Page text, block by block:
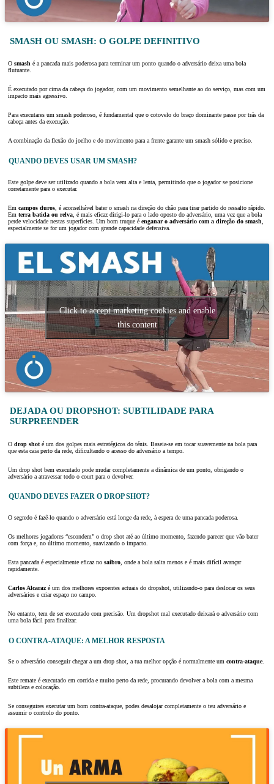
SMASH OU SMASH: O GOLPE DEFINITIVO
O smash é a pancada mais poderosa para terminar um ponto quando o adversário deixa uma bola
flutuante.
É executado por cima da cabeça do jogador, com um movimento semelhante ao do serviço, mas com um
impacto mais agressivo.
Para executares um smash poderoso, é fundamental que o cotovelo do braço dominante passe por trás da
cabeça antes da execução.
A combinação da flexão do joelho e do movimento para a frente garante um smash sólido e preciso.
QUANDO DEVES USAR UM SMASH?
Este golpe deve ser utilizado quando a bola vem alta e lenta, permitindo que o jogador se posicione
corretamente para o executar.
Em campos duros , é aconselhável bater o smash na direção do chão para tirar partido do ressalto rápido.
Em terra batida ou relva , é mais eficaz dirigi-lo para o lado oposto do adversário, uma vez que a bola
perde velocidade nestas superfícies. Um bom truque é enganar o adversário com a direção do smash
especialmente se for um jogador com grande capacidade defensiva.
Click to accept marketing cookies and enable
this content
DEJADA OU DROPSHOT: SUBTILIDADE PARA
SURPREENDER
O drop shot é um dos golpes mais estratégicos do ténis. Baseia-se em tocar suavemente na bola para
que esta caia perto da rede, dificultando o acesso do adversário a tempo.
Um drop shot bem executado pode mudar completamente a dinâmica de um ponto, obrigando o
adversário a atravessar todo o court para o devolver.
QUANDO DEVES FAZER O DROP SHOT?
O segredo é fazê-lo quando o adversário está longe da rede, à espera de uma pancada poderosa.
Os melhores jogadores “escondem” o drop shot até ao último momento, fazendo parecer que vão bater
com força e, no último momento, suavizando o impacto.
Esta pancada é especialmente eficaz no saibro , onde a bola salta menos e é mais difícil avançar
rapidamente.
Carlos Alcarazé um dos melhores expoentes actuais do dropshot, utilizando-o para deslocar os seus
adversários e criar espaço no campo.
No entanto, tem de ser executado com precisão. Um dropshot mal executado deixará o adversário com
uma bola fácil para finalizar.
O CONTRA-ATAQUE: A MELHOR RESPOSTA
Se o adversário conseguir chegar a um drop shot, a tua melhor opção é normalmente um contra-ataque.
Este remate é executado em corrida e muito perto da rede, procurando devolver a bola com a mesma
subtileza e colocação.
Se conseguires executar um bom contra-ataque, podes desalojar completamente o teu adversário e
assumir o controlo do ponto.